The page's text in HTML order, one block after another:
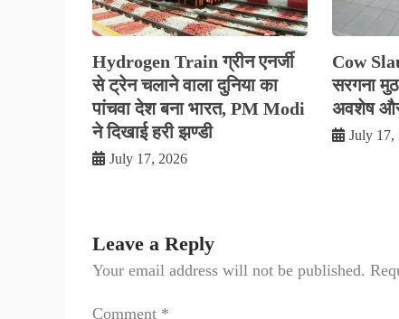
Hydrogen Train ग्रीन एनर्जी
से ट्रेन चलाने वाला दुनिया का
पांचवा देश बना भारत, PM Modi
ने दिखाई हरी झण्डी
July 17, 2026
Cow
सरगना
अवशेष
July 17,
Leave a Reply
Your email address will not be published.
Comment *